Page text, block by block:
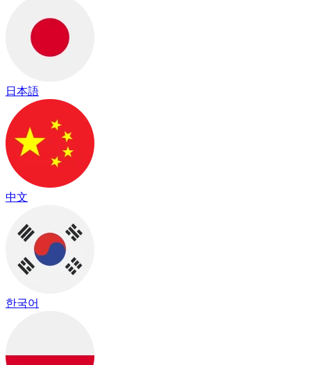
日本語
中文
한국어